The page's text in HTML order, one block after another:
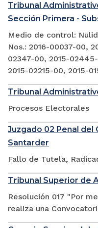
Tribunal
Sección Primera -
Medio de control:
Nos.: 2016-00037-00,
02347-00, 2015-
2015-02215-00, 2015-
Tribunal
Procesos Electorales
Juzgado 02 Penal del
Santarder
Fallo de Tutela,
Tribunal Superior de
Resolución 017 "Por
realiza una